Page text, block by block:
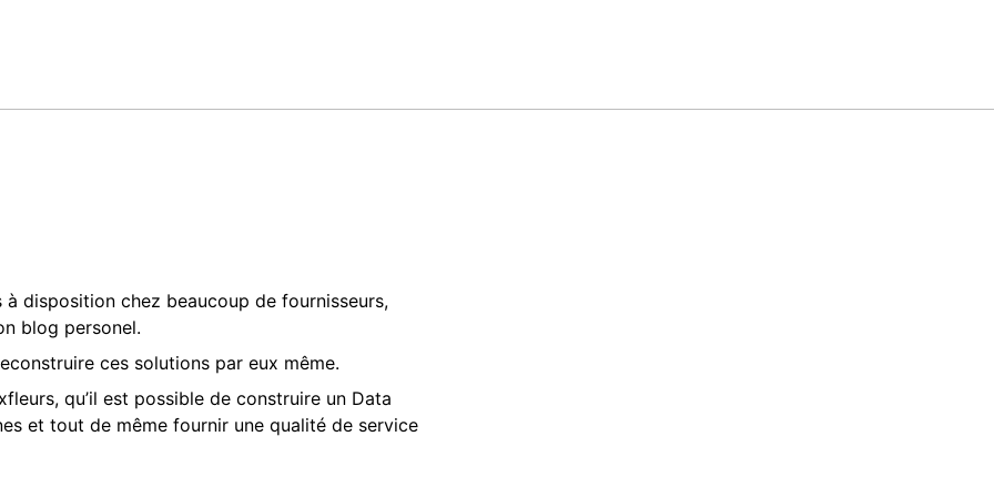
disposition chez beaucoup de fournisseurs,
blog personel.
ces solutions par eux même.
qu’il est possible de construire un Data
et tout de même fournir une qualité de service